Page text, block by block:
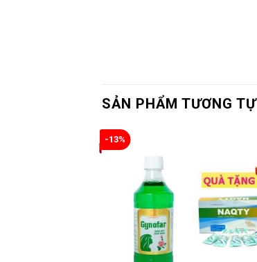
SẢN PHẨM TƯƠNG TỰ
-13%